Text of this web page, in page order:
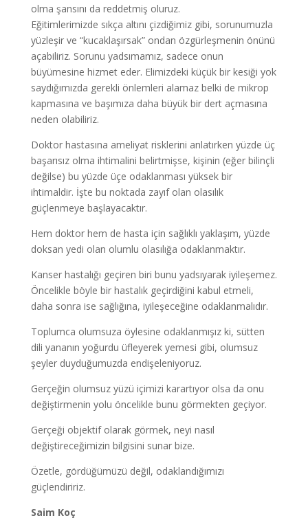
olma şansını da reddetmiş oluruz.
Eğitimlerimizde sıkça altını çizdiğimiz gibi, sorunumuzla
yüzleşir ve “kucaklaşırsak” ondan özgürleşmenin önünü
açabiliriz. Sorunu yadsımamız, sadece onun
büyümesine hizmet eder. Elimizdeki küçük bir kesiği yok
saydığımızda gerekli önlemleri alamaz belki de mikrop
kapmasına ve başımıza daha büyük bir dert açmasına
neden olabiliriz.
Doktor hastasına ameliyat risklerini anlatırken yüzde üç
başarısız olma ihtimalini belirtmişse, kişinin (eğer bilinçli
değilse) bu yüzde üçe odaklanması yüksek bir
ihtimaldir. İşte bu noktada zayıf olan olasılık
güçlenmeye başlayacaktır.
Hem doktor hem de hasta için sağlıklı yaklaşım, yüzde
doksan yedi olan olumlu olasılığa odaklanmaktır.
Kanser hastalığı geçiren biri bunu yadsıyarak iyileşemez.
Öncelikle böyle bir hastalık geçirdiğini kabul etmeli,
daha sonra ise sağlığına, iyileşeceğine odaklanmalıdır.
Toplumca olumsuza öylesine odaklanmışız ki, sütten
dili yananın yoğurdu üfleyerek yemesi gibi, olumsuz
şeyler duyduğumuzda endişeleniyoruz.
Gerçeğin olumsuz yüzü içimizi karartıyor olsa da onu
değiştirmenin yolu öncelikle bunu görmekten geçiyor.
Gerçeği objektif olarak görmek, neyi nasıl
değiştireceğimizin bilgisini sunar bize.
Özetle, gördüğümüzü değil, odaklandığımızı
güçlendiririz.
Saim Koç